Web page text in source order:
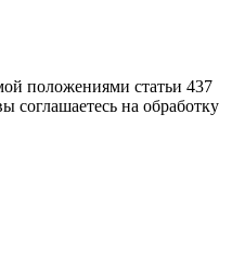
положениями статьи 437
соглашаетесь на обработку